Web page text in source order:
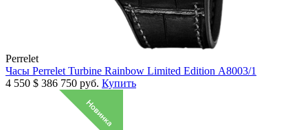
Perrelet
Часы Perrelet Turbine Rainbow Limited Edition A8003/1
4 550 $ 386 750 руб. Купить